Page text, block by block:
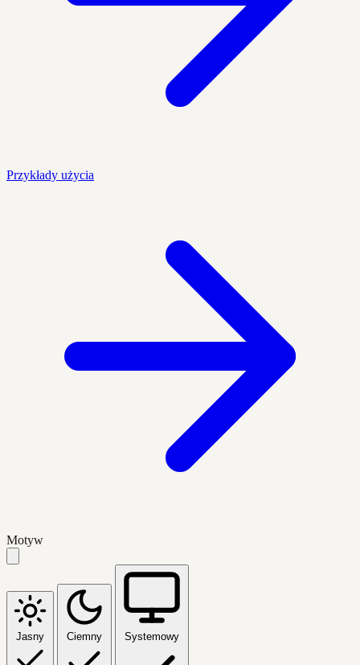
Przykłady użycia
Motyw
Jasny Ciemny Systemowy